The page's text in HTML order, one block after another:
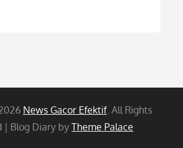
News Gacor Efektif. All Rights
| Blog Diary by Theme Palace